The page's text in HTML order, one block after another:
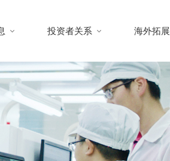
投资者关系 海外拓展